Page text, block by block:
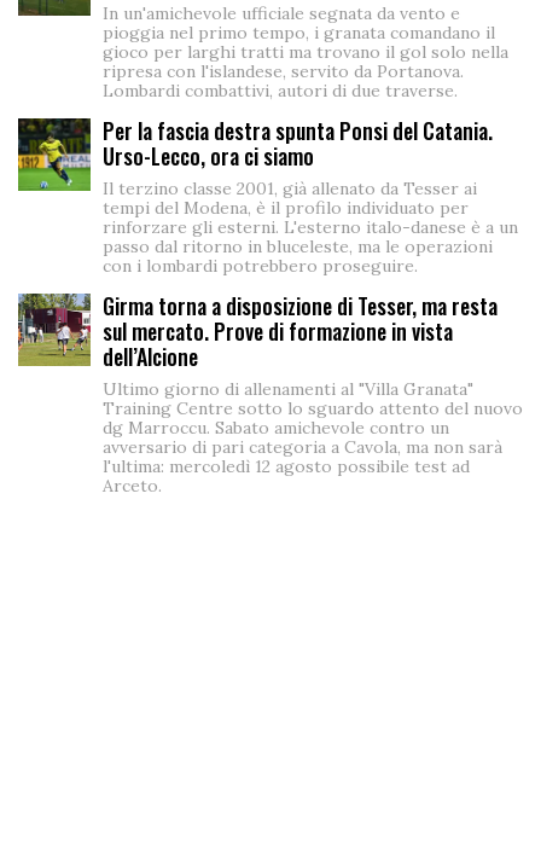
In un'amichevole ufficiale segnata da vento e
pioggia nel primo tempo, i granata comandano il
gioco per larghi tratti ma trovano il gol solo nella
ripresa con l'islandese, servito da Portanova.
Lombardi combattivi, autori di due traverse.
Per la fascia destra spunta Ponsi del Catania.
Urso-Lecco, ora ci siamo
Il terzino classe 2001, già allenato da Tesser ai
tempi del Modena, è il profilo individuato per
rinforzare gli esterni. L'esterno italo-danese è a un
passo dal ritorno in bluceleste, ma le operazioni
con i lombardi potrebbero proseguire.
Girma torna a disposizione di Tesser, ma resta
sul mercato. Prove di formazione in vista
dell’Alcione
Ultimo giorno di allenamenti al "Villa Granata"
Training Centre sotto lo sguardo attento del nuovo
dg Marroccu. Sabato amichevole contro un
avversario di pari categoria a Cavola, ma non sarà
l'ultima: mercoledì 12 agosto possibile test ad
Arceto.